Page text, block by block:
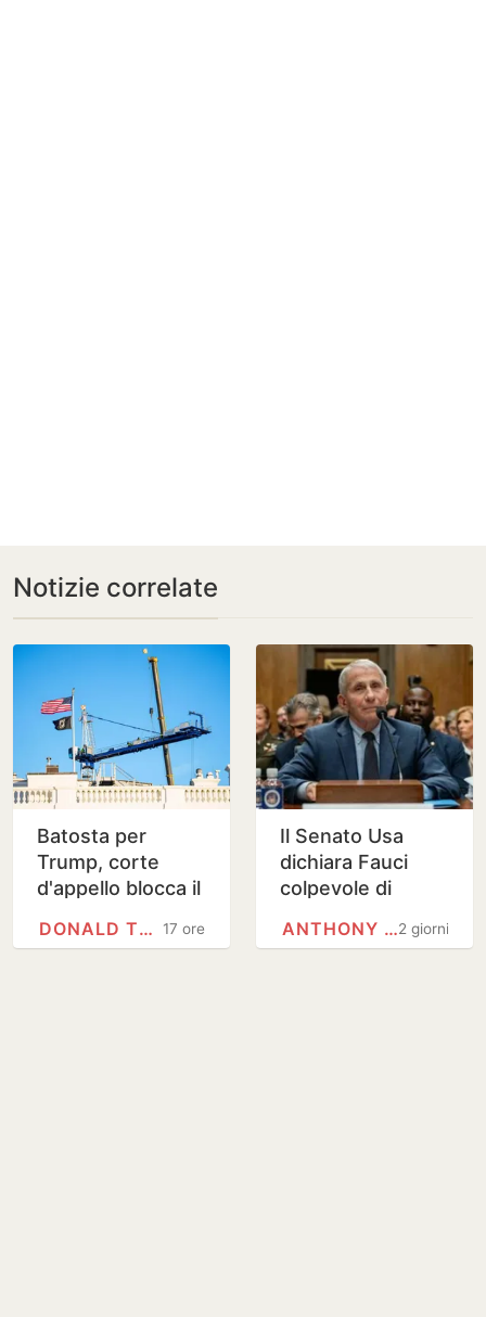
Notizie correlate
Batosta per
Trump, corte
d'appello blocca il
della Casa Bianca
17 ore
DONALD TRUMP
Il Senato Usa
dichiara Fauci
colpevole di
Congresso
2 giorni
ANTHONY FAUCI